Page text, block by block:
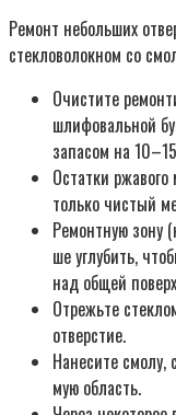
Ремонт неболь­ших
стек­ло­во­лок­ном со
Очи­сти­те
шли­фо­валь­ной
запа­сом на
Остат­ки
толь­ко чистый
Ремонт­ную зону
ше углу­бить,
над общей
Отрежь­те
отвер­стие.
Нане­си­те
мую область.